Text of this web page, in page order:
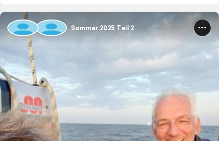
Sommer 2025 Teil 2